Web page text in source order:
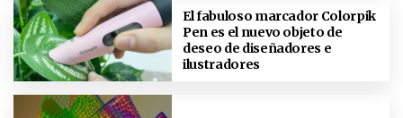
El fabuloso marcador Colorpik
Pen es el nuevo objeto de
deseo de diseñadores e
ilustradores